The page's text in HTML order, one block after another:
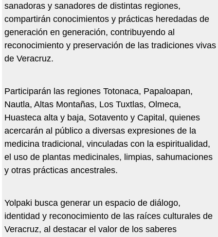
sanadoras y sanadores de distintas regiones,
compartirán conocimientos y prácticas heredadas de
generación en generación, contribuyendo al
reconocimiento y preservación de las tradiciones vivas
de Veracruz.
Participarán las regiones Totonaca, Papaloapan,
Nautla, Altas Montañas, Los Tuxtlas, Olmeca,
Huasteca alta y baja, Sotavento y Capital, quienes
acercarán al público a diversas expresiones de la
medicina tradicional, vinculadas con la espiritualidad,
el uso de plantas medicinales, limpias, sahumaciones
y otras prácticas ancestrales.
Yolpaki busca generar un espacio de diálogo,
identidad y reconocimiento de las raíces culturales de
Veracruz, al destacar el valor de los saberes